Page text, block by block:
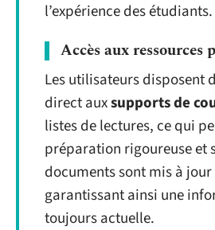
l’expérience des étudiants.
Accès aux ressources
Les utilisateurs disposent
direct auxsupports de
listes de lectures, ce qui
préparation rigoureuse et
documents sont mis à
garantissant ainsi une
toujours actuelle.